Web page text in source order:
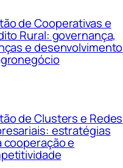
de Cooperativas e
Rural: governança,
e desenvolvimento
de Clusters e Redes
estratégias
cooperação e